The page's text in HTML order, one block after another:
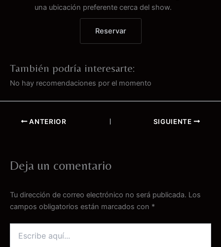
una ubicación preferente cerca del show.
Reservar
También podría interesarte:
No hay recomendaciones por el momento
ANTERIOR SIGUIENTE
Deja un comentario
Tu dirección de correo electrónico no será publicada. Los
campos obligatorios están marcados con *
aquí...